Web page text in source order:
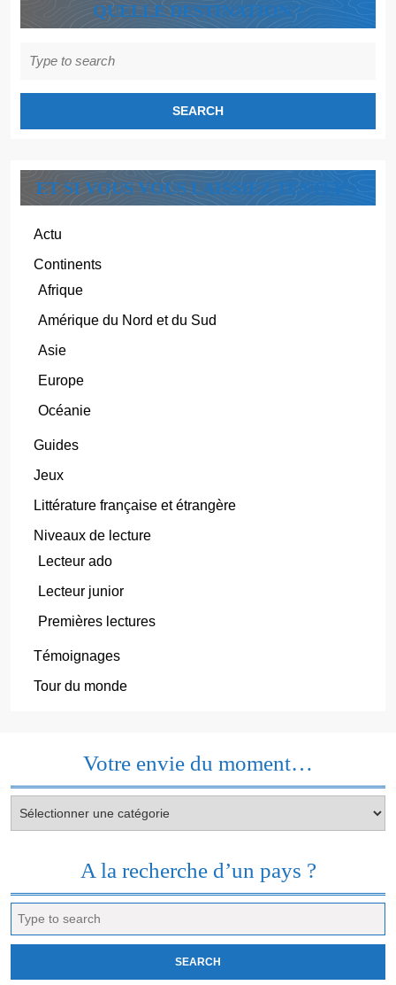
QUELLE DESTINATION ?
for:
ET SI VOUS VOUS LAISSIEZ TENTER ?
Actu
Continents
Afrique
Amérique du Nord et du Sud
Asie
Europe
Océanie
Guides
Jeux
Littérature française et étrangère
Niveaux de lecture
Lecteur ado
Lecteur junior
Premières lectures
Témoignages
Tour du monde
Votre envie du moment…
envie
A la recherche d’un pays ?
for: